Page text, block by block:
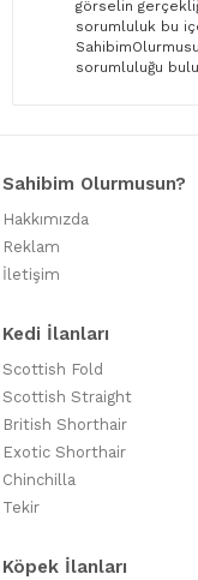
görselin
sorumluluk bu
sorumluluğu
Sahibim Olurmusun?
Hakkımızda
Reklam
İletişim
Kedi İlanları
Scottish Fold
Scottish Straight
British Shorthair
Exotic Shorthair
Chinchilla
Tekir
Köpek İlanları